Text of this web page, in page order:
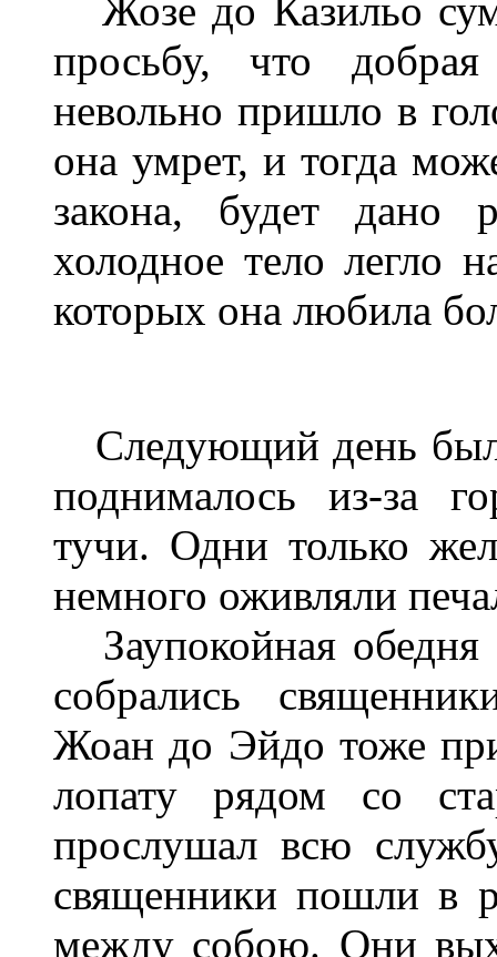
Жозе до Казильо
просьбу, что
невольно пришло в
она умрет, и тогда
закона, будет дано
холодное тело легло
которых она любила
Следующий день
поднималось из-за
тучи. Одни только
немного оживляли
Заупокойная обедня
собрались
Жоан до Эйдо тоже
лопату рядом со
прослушал всю
священники пошли в
между собою. Они